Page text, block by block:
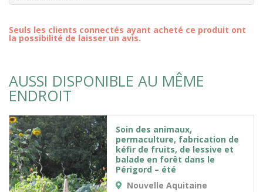
Seuls les clients connectés ayant acheté ce produit ont
la possibilité de laisser un avis.
AUSSI DISPONIBLE AU MÊME
ENDROIT
Soin des animaux,
permaculture, fabrication de
kéfir de fruits, de lessive et
balade en forêt dans le
Périgord – été
Nouvelle Aquitaine